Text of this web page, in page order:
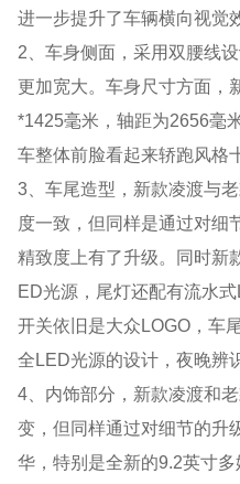
进一步提升了车辆横向视觉
2、车身侧面，采用双腰线
更加宽大。车身尺寸方面，
*1425毫米，轴距为2656毫
车整体前脸看起来轿跑风格
3、车尾造型，新款凌渡与
度一致，但同样是通过对细
精致度上有了升级。同时新
ED光源，尾灯还配有流水
开关依旧是大众LOGO，车
全LED光源的设计，夜晚辨
4、内饰部分，新款凌渡和
变，但同样通过对细节的升
华，特别是全新的9.2英寸